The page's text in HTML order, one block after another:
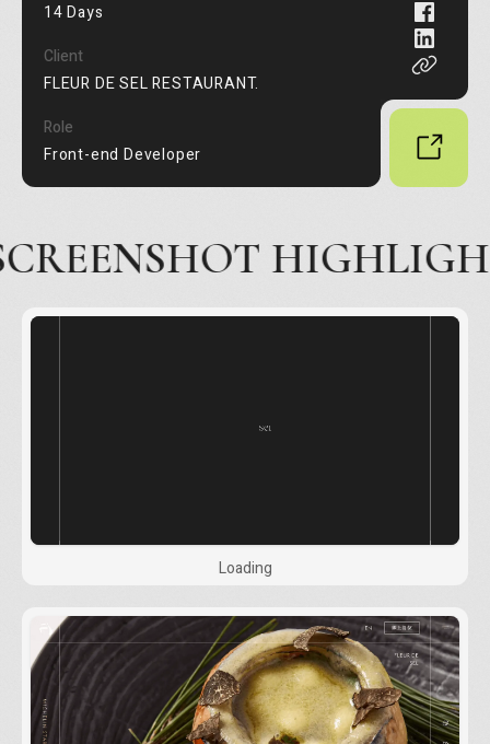
14Days
Client
FLEUR DE SEL RESTAURANT.
Role
Front-end Developer
Loading